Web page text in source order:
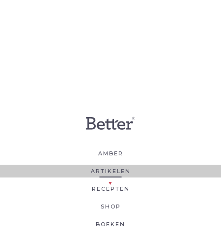
AMBER
ARTIKELEN
RECEPTEN
SHOP
BOEKEN